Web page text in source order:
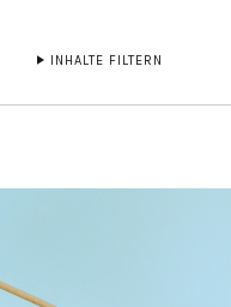
INHALTE FILTERN